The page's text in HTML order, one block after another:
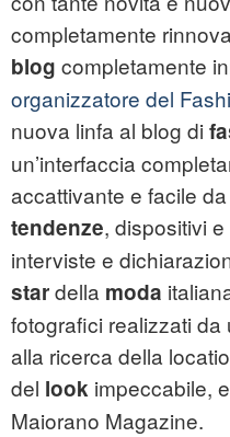
completamente
blog completamente
organizzatore del
nuova linfa al blog di
un’interfaccia
accattivante e facile
tendenze, dispositivi
interviste e
stardella moda
fotografici realizzati
alla ricerca della
del look impeccabile,
Maiorano Magazine.